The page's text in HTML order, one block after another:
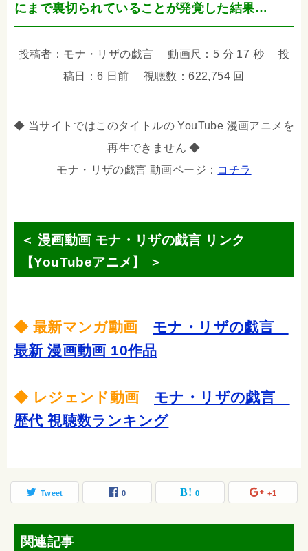
にまで裏切られていることが発覚した結果…
投稿者：モナ・リザの戯言 動画尺：5 分 17 秒 投
稿日：6 日前 視聴数：622,754 回
◆ 当サイトではこのタイトルの YouTube 漫画アニメを
再生できません ◆
モナ・リザの戯言 動画ページ： コチラ
＜ 漫画動画 モナ・リザの戯言 リンク
【YouTubeアニメ】 ＞
◆ 最新マンガ動画 モナ・リザの戯言
最新 漫画動画 10作品
◆ レジェンド動画 モナ・リザの戯言
歴代 視聴数ランキング
Tweet 0 0 +1
関連記事